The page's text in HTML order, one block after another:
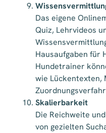
Das eigene
Quiz, Lehrvideos
Hausaufgaben für
Hundetrainer
wie Lückentexten,
Skalierbarkeit
Die Reichweite
von gezielten